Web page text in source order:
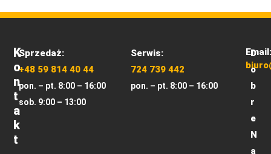
K
O
N
T
A
K
T
Sprzedaż:
+48 59 814 40 44
pon. – pt. 8:00 – 16:00
sob. 9:00 – 13:00
Serwis:
724 739 442
pon. – pt. 8:00 – 16:00
Email:
D
o
b
r
e
N
a